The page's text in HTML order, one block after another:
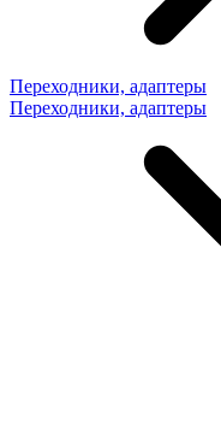
Переходники, адаптеры
Переходники, адаптеры